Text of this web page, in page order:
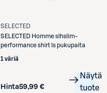
SELECTED
SELECTED Homme slhslim-
performance shirt ls pukupaita
1 väriä
Hinta59,99 €
Näytä
tuote